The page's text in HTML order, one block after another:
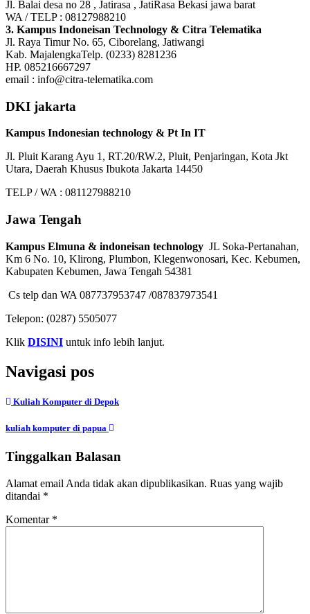
Jl. Balai desa no 28 , Jatirasa , JatiRasa Bekasi jawa barat
WA / TELP : 08127988210
3. Kampus Indoneisan Technology & Citra Telematika
Jl. Raya Timur No. 65, Ciborelang, Jatiwangi
Kab. MajalengkaTelp. (0233) 8281236
HP. 085216667297
email : info@citra-telematika.com
DKI jakarta
Kampus Indonesian technology & Pt In IT
Jl. Pluit Karang Ayu 1, RT.20/RW.2, Pluit, Penjaringan, Kota Jkt
Utara, Daerah Khusus Ibukota Jakarta 14450
TELP / WA : 081127988210
Jawa Tengah
Kampus Elmuna & indoneisan technology JL Soka-Pertanahan,
Km 6 No. 10, Klirong, Plumbon, Klegenwonosari, Kec. Kebumen,
Kabupaten Kebumen, Jawa Tengah 54381
Cs telp dan WA 087737953747 /087837973541
Telepon: (0287) 5505077
Klik DISINI untuk info lebih lanjut.
Navigasi pos
Kuliah Komputer di Depok
kuliah komputer di papua
Tinggalkan Balasan
Alamat email Anda tidak akan dipublikasikan. Ruas yang wajib
ditandai *
Komentar *